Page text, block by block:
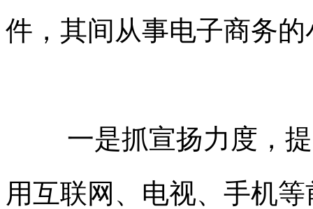
件，其间从事电子商务
一是抓宣扬力度，
用互联网、电视、手机